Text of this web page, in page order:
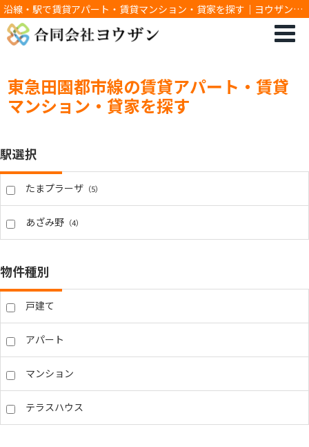
沿線・駅で賃貸アパート・賃貸マンション・貸家を探す｜ヨウザン：
あざみ野、たまプラーザの賃貸マンション・アパート等の不動産情報
をお届けします♪
東急田園都市線の賃貸アパート・賃貸
マンション・貸家を探す
駅選択
たまプラーザ （5）
あざみ野 （4）
物件種別
戸建て
アパート
マンション
テラスハウス